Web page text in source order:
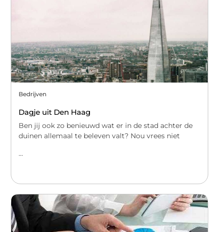
Bedrijven
Dagje uit Den Haag
Ben jij ook zo benieuwd wat er in de stad achter de
duinen allemaal te beleven valt? Nou vrees niet
...